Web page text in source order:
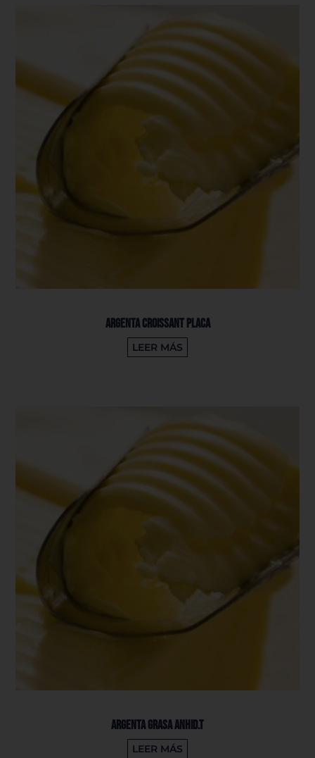
Argenta Croissant Placa
LEER MÁS
Argenta Grasa Anhid.T
LEER MÁS